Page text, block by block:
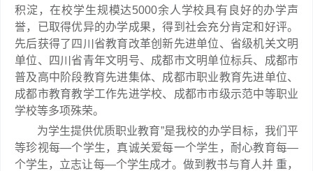
积淀，在校学生规模达5000余人学校具有良好的办学声
誉，已取得优异的办学成果，得到社会充分肯定和好评。
先后获得了四川省教育改革创新先进单位、省级机关文明
单位、四川省青年文明号、成都市文明单位标兵、成都市
普及高中阶段教育先进集体、成都市职业教育先进单位、
成都市教育教学工作先进学校、成都市市级示范中等职业
学校等多项殊荣。
为学生提供优质职业教育”是我校的办学目标，我们平
等珍视每—个学生，真诚关爱每一个学生，耐心教育每—
个学生，立志让每—个学生成才。做到教书与育人并 重，